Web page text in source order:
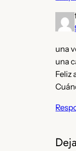
una
una
Feliz